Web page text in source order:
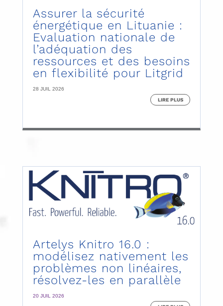
Assurer la sécurité
énergétique en Lituanie :
Evaluation nationale de
l’adéquation des
ressources et des besoins
en flexibilité pour Litgrid
28 JUIL 2026
LIRE PLUS
Artelys Knitro 16.0 :
modélisez nativement les
problèmes non linéaires,
résolvez-les en parallèle
20 JUIL 2026